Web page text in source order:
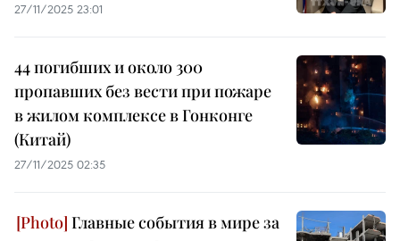
27/11/2025 23:01
44 погибших и около 300
пропавших без вести при пожаре
в жилом комплексе в Гонконге
(Китай)
27/11/2025 02:35
Главные события в мире за